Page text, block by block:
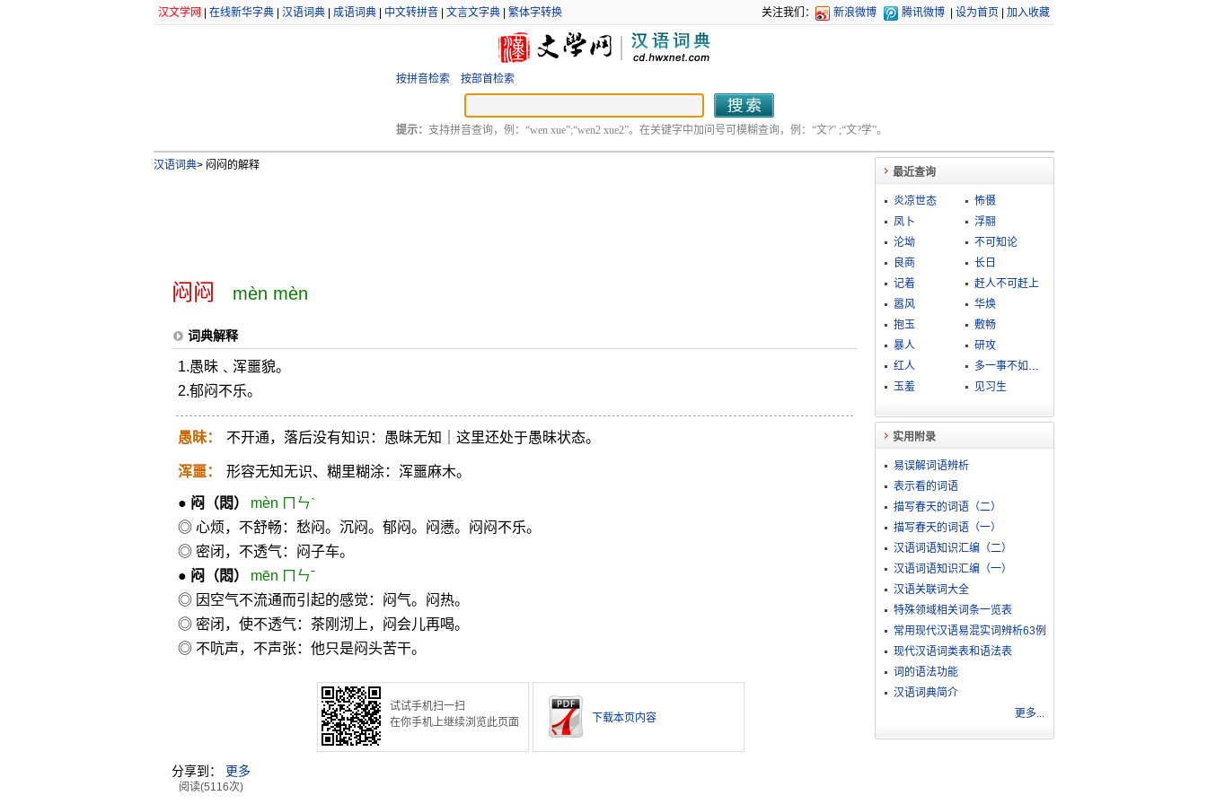
汉文学网 在线新华字典| 汉语词典| 成语词典| 中文转拼音| 文言文字典| 繁体字转换 关注我们： 新浪微博 腾讯微博 设为首页 加入收藏
按拼音检索 按部首检索
提示： 支持拼音查询，例：“wen xue”;“wen2 xue2”。在关键字中加问号可模糊查询，例：“文?” ;“文?学”。
汉语词典>闷闷的解释
闷闷 mèn mèn
词典解释
1.愚昧﹑浑噩貌。
2.郁闷不乐。
愚昧： 不开通，落后没有知识：愚昧无知｜这里还处于愚昧状态。
浑噩： 形容无知无识、糊里糊涂：浑噩麻木。
● 闷 （悶）
mèn ㄇㄣˋ
◎ 心烦，不舒畅：愁闷。沉闷。郁闷。闷懑。闷闷不乐。
◎ 密闭，不透气：闷子车。
● 闷 （悶）
mēn ㄇㄣˉ
◎ 因空气不流通而引起的感觉：闷气。闷热。
◎ 密闭，使不透气：茶刚沏上，闷会儿再喝。
◎ 不吭声，不声张：他只是闷头苦干。
试试手机扫一扫
在你手机上继续浏览此页面
下载本页内容
分享到： 更多
阅读(5116次)
最近查询
炎凉世态
怖慑
凤卜
浮翮
沦坳
不可知论
良商
长日
记着
赶人不可赶上
嚣风
华焕
抱玉
敷畅
暴人
研攻
红人
多一事不如省一事
玉羞
见习生
实用附录
易误解词语辨析
表示看的词语
描写春天的词语（二）
描写春天的词语（一）
汉语词语知识汇编（二）
汉语词语知识汇编（一）
汉语关联词大全
特殊领域相关词条一览表
常用现代汉语易混实词辨析63例
现代汉语词类表和语法表
词的语法功能
汉语词典简介
更多...